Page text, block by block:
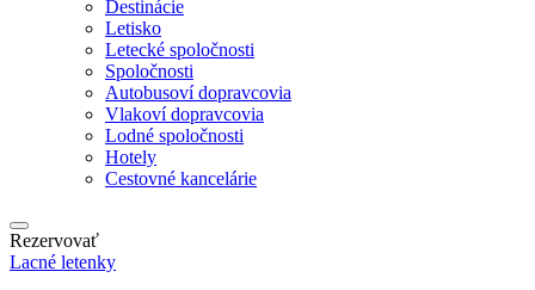
Destinácie
Letisko
Letecké spoločnosti
Spoločnosti
Autobusoví dopravcovia
Vlakoví dopravcovia
Lodné spoločnosti
Hotely
Cestovné kancelárie
Rezervovať
Lacné letenky